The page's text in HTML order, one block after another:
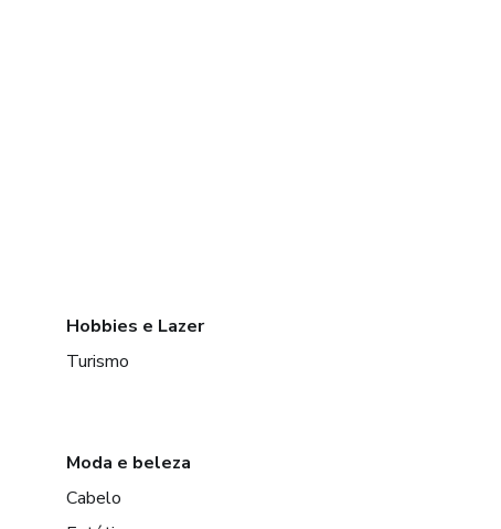
Hobbies e Lazer
Turismo
Moda e beleza
Cabelo